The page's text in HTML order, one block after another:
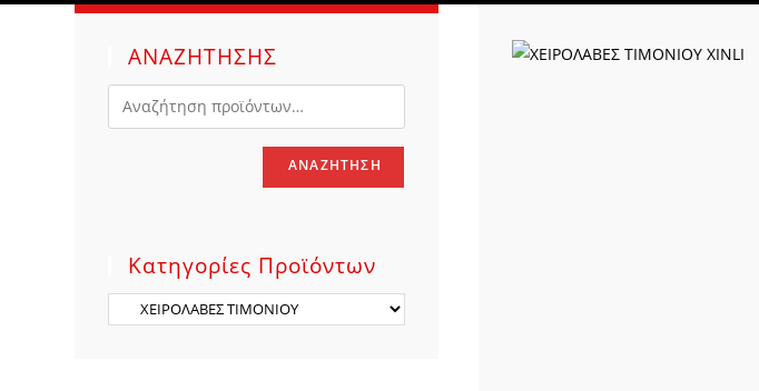
SEARCH
ΑΝΑΖΗΤΗΣΗΣ
ΑΝΑΖΉΤΗΣΗ
Κατηγορίες Προϊόντων